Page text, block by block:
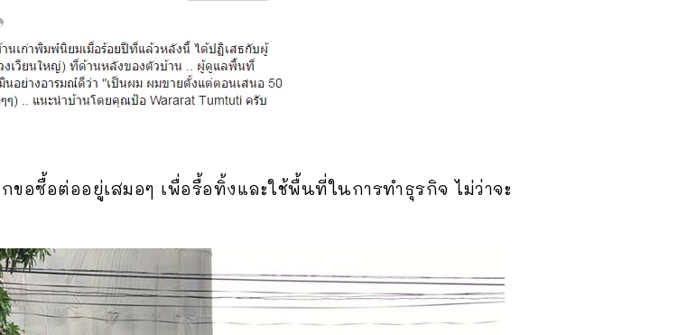
อซื้อต่ออยู่เสมอๆ เพื่อรื้อทิ้งและใช้พื้นที่ในการทำธุรกิจ ไม่ว่าจะ